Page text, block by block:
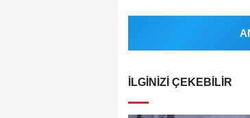
İLGINIZI ÇEKEBILIR